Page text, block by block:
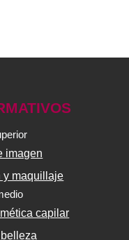
imagen
y maquillaje
capilar